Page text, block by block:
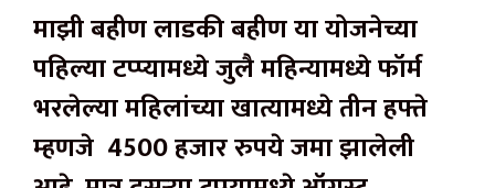
माझी बहीण लाडकी बहीण या योजनेच्या
पहिल्या टप्प्यामध्ये जुलै महिन्यामध्ये फॉर्म
भरलेल्या महिलांच्या खात्यामध्ये तीन हफ्ते
म्हणजे 4500 हजार रुपये जमा झालेली